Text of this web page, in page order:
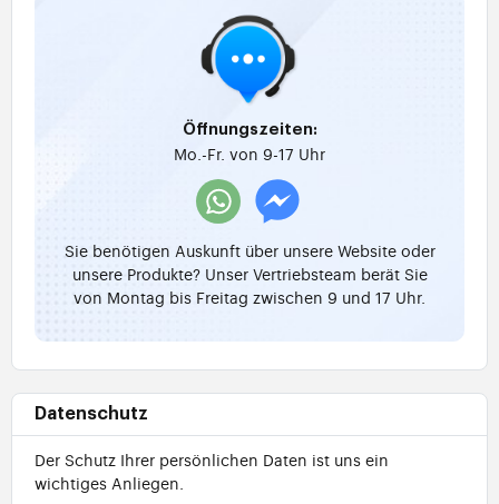
Öffnungszeiten:
Mo.-Fr. von 9-17 Uhr
Sie benötigen Auskunft über unsere Website oder
unsere Produkte? Unser Vertriebsteam berät Sie
von Montag bis Freitag zwischen 9 und 17 Uhr.
Datenschutz
Der Schutz Ihrer persönlichen Daten ist uns ein
wichtiges Anliegen.